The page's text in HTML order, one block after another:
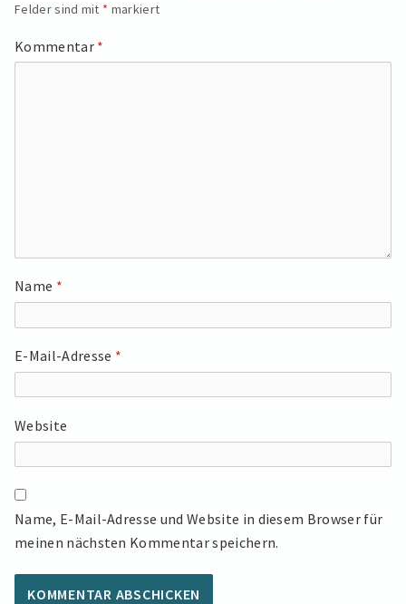
Felder sind mit * markiert
Kommentar *
Name *
E-Mail-Adresse *
Website
Name, E-Mail-Adresse und Website in diesem Browser für
meinen nächsten Kommentar speichern.